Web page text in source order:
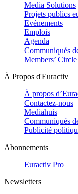
Media Solutions
Projets publics
Evénements
Emplois
Agenda
Communiqués
Members’ Circle
À Propos d'Euractiv
À propos
Contactez-nous
Mediahuis
Communiqués
Publicité
Abonnements
Euractiv Pro
Newsletters